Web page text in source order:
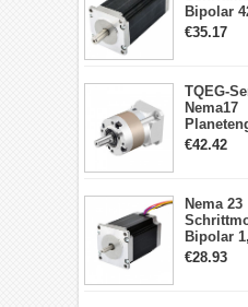
Bipolar
4.2A
€35.17
TQEG-
Nema17
5:1 Spiel
€42.42
Nema 23
Bipolar
2,83Nm 4
€28.93